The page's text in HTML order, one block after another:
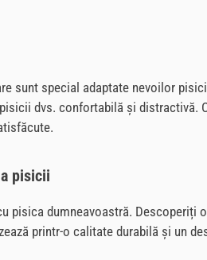
sunt special adaptate nevoilor
dvs. confortabilă și
pisicii
dumneavoastră. Descoperiți
printr-o calitate durabilă și un